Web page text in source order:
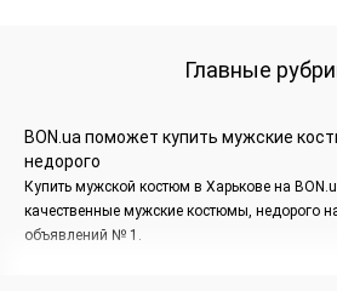
Главные
BON.ua поможет купить мужские
недорого
Купить мужской костюм в Харькове на
качественные мужские костюмы, недорого
объявлений № 1.